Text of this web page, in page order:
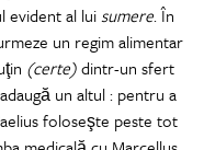
evident al luisumere. În
un regim alimentar
(certe)dintr-un sfert
un altul : pentru a
foloseşte peste tot